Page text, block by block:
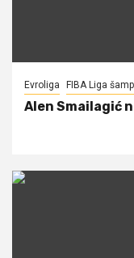
Evroliga FIBA Liga
Alen Smailagić